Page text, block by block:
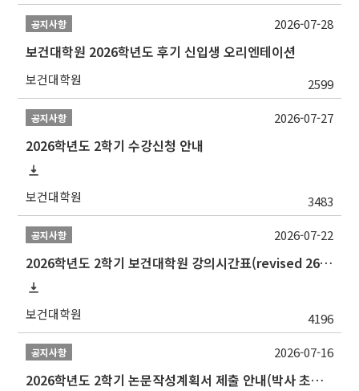
공지사항
보건대학원 2026학년도 후기 신입생 오리엔테이션
보건대학원 2599
2026-07-28
공지사항
2026학년도 2학기 수강신청 안내
보건대학원 3483
2026-07-27
공지사항
2026학년도 2학기 보건대학원 강의시간표(revised 260803)(2026 2nd SEMESTER SNU GSPH TIMETABLE)
보건대학원 4196
2026-07-22
공지사항
2026학년도 2학기 논문작성계획서 제출 안내(박사 초심 일정 포함)_Thesis Proposal
2026-07-16